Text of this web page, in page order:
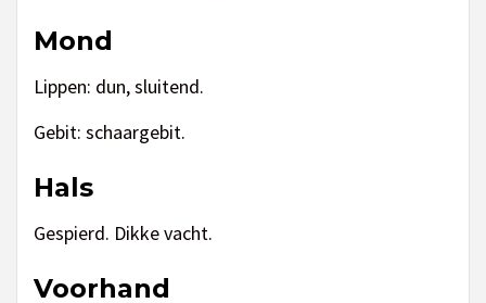
Mond
Lippen: dun, sluitend.
Gebit: schaargebit.
Hals
Gespierd. Dikke vacht.
Voorhand